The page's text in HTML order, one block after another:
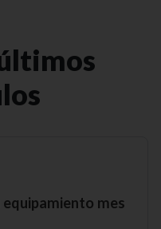
equipamiento mes